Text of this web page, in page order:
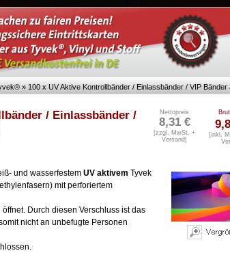
» 100 x UV Aktive Kontrollbänder / Einlassbänder / VIP
/ Einlassbänder /
Nettopreis
8,31 €
[zzgl. MwSt. +
Versand]
[inkl.
und wasserfestem UV aktivem Tyvek
mit perforiertem
Durch diesen Verschluss ist das
nicht an unbefugte Personen